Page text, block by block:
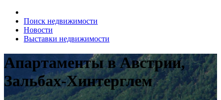
Поиск недвижимости
Новости
Выставки недвижимости
Апартаменты в Австрии,
Зальбах-Хинтерглем